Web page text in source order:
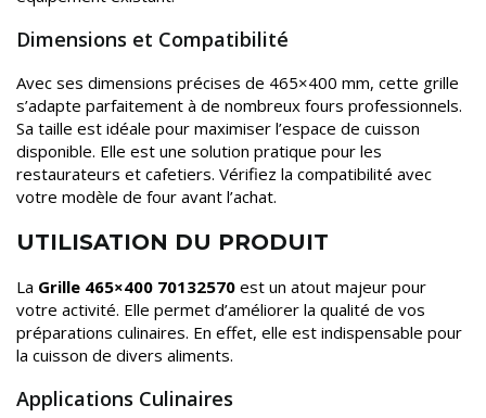
Dimensions et Compatibilité
Avec ses dimensions précises de 465×400 mm, cette grille
s’adapte parfaitement à de nombreux fours professionnels.
Sa taille est idéale pour maximiser l’espace de cuisson
disponible. Elle est une solution pratique pour les
restaurateurs et cafetiers. Vérifiez la compatibilité avec
votre modèle de four avant l’achat.
UTILISATION DU PRODUIT
La Grille 465×400 70132570 est un atout majeur pour
votre activité. Elle permet d’améliorer la qualité de vos
préparations culinaires. En effet, elle est indispensable pour
la cuisson de divers aliments.
Applications Culinaires